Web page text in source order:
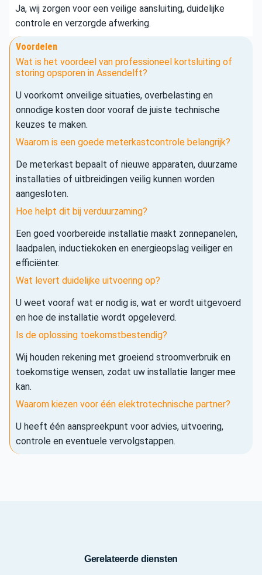
Ja, wij zorgen voor een veilige aansluiting, duidelijke
controle en verzorgde afwerking.
Voordelen
Wat is het voordeel van professioneel kortsluiting of
storing opsporen in Assendelft?
U voorkomt onveilige situaties, overbelasting en
onnodige kosten door vooraf de juiste technische
keuzes te maken.
Waarom is een goede meterkastcontrole belangrijk?
De meterkast bepaalt of nieuwe apparaten, duurzame
installaties of uitbreidingen veilig kunnen worden
aangesloten.
Hoe helpt dit bij verduurzaming?
Een goed voorbereide installatie maakt zonnepanelen,
laadpalen, inductiekoken en energieopslag veiliger en
efficiënter.
Wat levert duidelijke uitvoering op?
U weet vooraf wat er nodig is, wat er wordt uitgevoerd
en hoe de installatie wordt opgeleverd.
Is de oplossing toekomstbestendig?
Wij houden rekening met groeiend stroomverbruik en
toekomstige wensen, zodat uw installatie langer mee
kan.
Waarom kiezen voor één elektrotechnische partner?
U heeft één aanspreekpunt voor advies, uitvoering,
controle en eventuele vervolgstappen.
Gerelateerde diensten